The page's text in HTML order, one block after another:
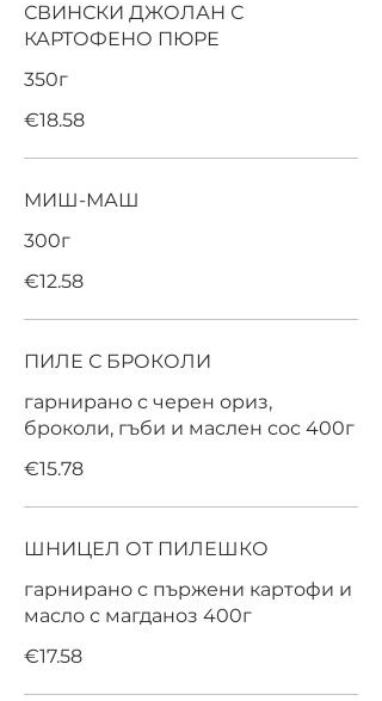
СВИНСКИ ДЖОЛАН С
КАРТОФЕНО ПЮРЕ
350г
€18.58
МИШ-МАШ
300г
€12.58
ПИЛЕ С БРОКОЛИ
гарнирано с черен ориз,
броколи, гъби и маслен сос 400г
€15.78
ШНИЦЕЛ ОТ ПИЛЕШКО
гарнирано с пържени картофи и
масло с магданоз 400г
€17.58